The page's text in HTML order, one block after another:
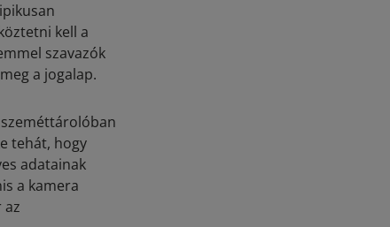
kell a
szavazók
a jogalap.
tehát, hogy
adatainak
a kamera
az